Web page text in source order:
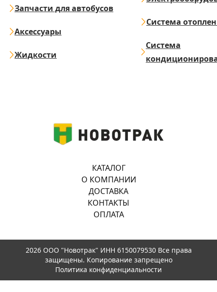
Запчасти для автобусов
Аксессуары
Жидкости
Система
Система
КАТАЛОГ
О КОМПАНИИ
ДОСТАВКА
КОНТАКТЫ
ОПЛАТА
2026 ООО "Новотрак" ИНН 6150079530 Все права
защищены. Копирование запрещено
Политика конфиденциальности